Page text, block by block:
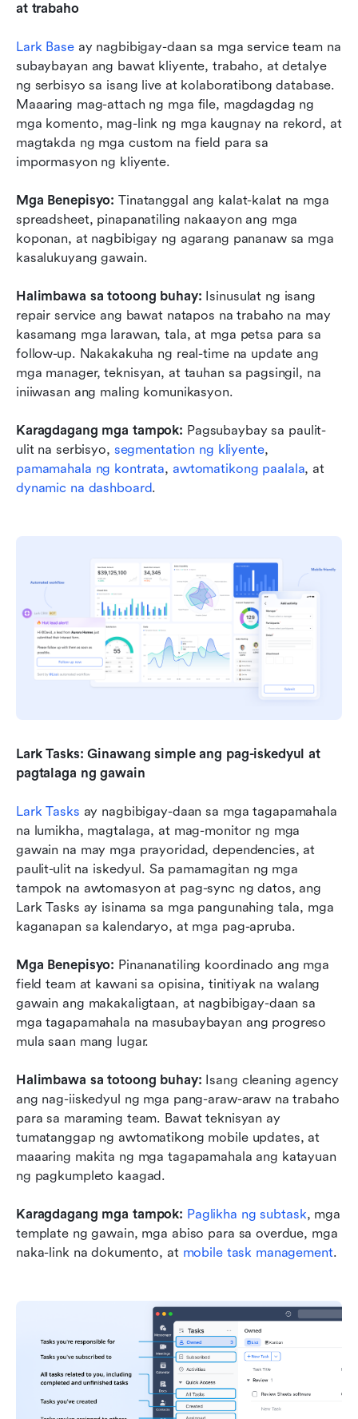
at trabaho
Lark Base ay nagbibigay-daan sa mga service team na
subaybayan ang bawat kliyente, trabaho, at detalye
ng serbisyo sa isang live at kolaboratibong database.
Maaaring mag-attach ng mga file, magdagdag ng
mga komento, mag-link ng mga kaugnay na rekord, at
magtakda ng mga custom na field para sa
impormasyon ng kliyente.
Mga Benepisyo: Tinatanggal ang kalat-kalat na mga
spreadsheet, pinapanatiling nakaayon ang mga
koponan, at nagbibigay ng agarang pananaw sa mga
kasalukuyang gawain.
Halimbawa sa totoong buhay: Isinusulat ng isang
repair service ang bawat natapos na trabaho na may
kasamang mga larawan, tala, at mga petsa para sa
follow-up. Nakakakuha ng real-time na update ang
mga manager, teknisyan, at tauhan sa pagsingil, na
iniiwasan ang maling komunikasyon.
Karagdagang mga tampok: Pagsubaybay sa paulit-
ulit na serbisyo, segmentation ng kliyente
pamamahala ng kontrata, awtomatikong paalala
, at
dynamic na dashboard.
Lark Tasks: Ginawang simple ang pag-iskedyul at
pagtalaga ng gawain
Lark Tasks ay nagbibigay-daan sa mga tagapamahala
na lumikha, magtalaga, at mag-monitor ng mga
gawain na may mga prayoridad, dependencies, at
paulit-ulit na iskedyul. Sa pamamagitan ng mga
tampok na awtomasyon at pag-sync ng datos, ang
Lark Tasks ay isinama sa mga pangunahing tala, mga
kaganapan sa kalendaryo, at mga pag-apruba.
Mga Benepisyo: Pinananatiling koordinado ang mga
field team at kawani sa opisina, tinitiyak na walang
gawain ang makakaligtaan, at nagbibigay-daan sa
mga tagapamahala na masubaybayan ang progreso
mula saan mang lugar.
Halimbawa sa totoong buhay: Isang cleaning agency
ang nag-iiskedyul ng mga pang-araw-araw na trabaho
para sa maraming team. Bawat teknisyan ay
tumatanggap ng awtomatikong mobile updates, at
maaaring makita ng mga tagapamahala ang katayuan
ng pagkumpleto kaagad.
Karagdagang mga tampok: Paglikha ng subtask, mga
template ng gawain, mga abiso para sa overdue, mga
naka-link na dokumento, at mobile task management.